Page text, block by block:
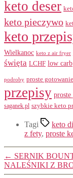
keto deser
keto pieczywo
keto
Wielkanoc keto z air fryer
święta LCHF low carb
podroby proste gotowanie
przepisy proste
saganek.pl szybkie keto
Tagi keto
z fety, proste
← SERNIK
NALEŚNIKI Z